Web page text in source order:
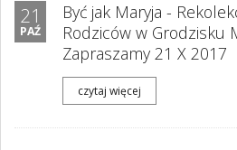
21
PAŹ
Być jak Maryja -
Rodziców w Grodzisku
Zapraszamy 21 X 2017
czytaj więcej